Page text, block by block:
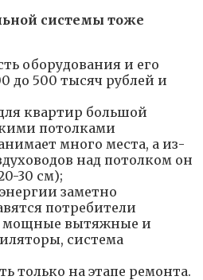
системы тоже
оборудования и его
до 500 тысяч рублей и
квартир большой
потолками
много места, а из-
над потолком он
30 см);
заметно
потребители
мощные вытяжные и
система
только на этапе ремонта.